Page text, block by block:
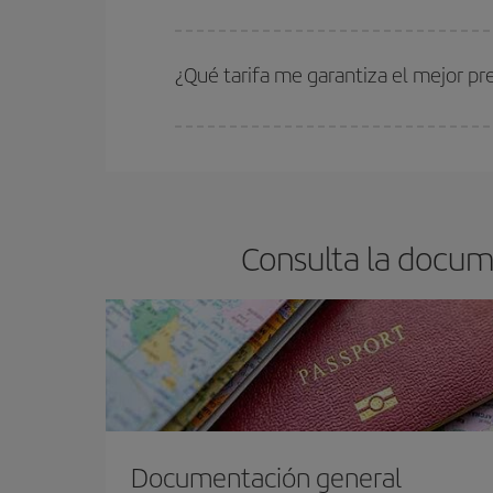
estén disponibles o se vayan agotando. Por eso,
¿Qué tarifa me garantiza el mejor
Consulta la
Documentación general